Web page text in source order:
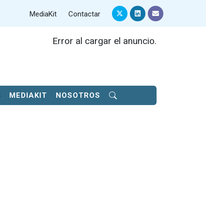
MediaKit Contactar
Error al cargar el anuncio.
MEDIAKIT NOSOTROS